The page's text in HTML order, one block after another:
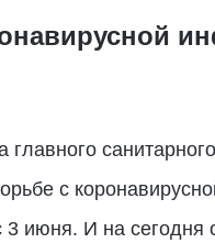
главного
с
июня. И на сегодня